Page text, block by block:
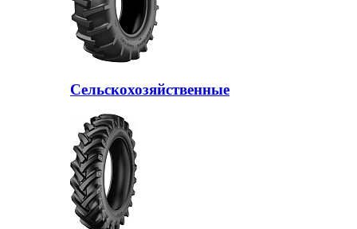
Сельскохозяйственные